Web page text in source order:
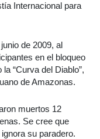
Internacional para
de 2009, al
en el bloqueo
“Curva del Diablo”,
de Amazonas.
muertos 12
Se cree que
su paradero.